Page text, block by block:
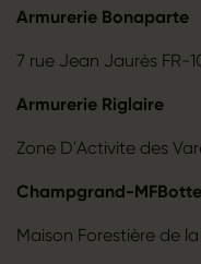
Armurerie Bonaparte
7 rue Jean Jaurès FR-
Armurerie Riglaire
Zone D'Activite des
Champgrand-
Maison Forestière de